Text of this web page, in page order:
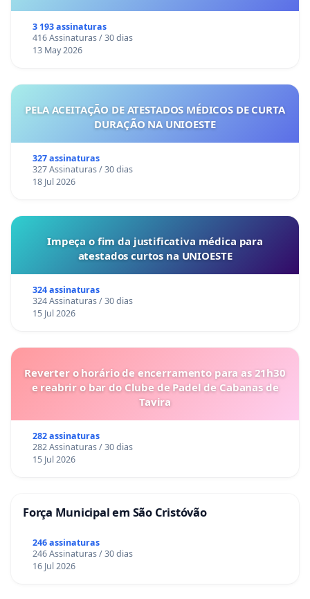
3 193 assinaturas
416 Assinaturas / 30 dias
13 May 2026
PELA ACEITAÇÃO DE ATESTADOS MÉDICOS DE CURTA
DURAÇÃO NA UNIOESTE
327 assinaturas
327 Assinaturas / 30 dias
18 Jul 2026
Impeça o fim da justificativa médica para
atestados curtos na UNIOESTE
324 assinaturas
324 Assinaturas / 30 dias
15 Jul 2026
Reverter o horário de encerramento para as 21h30
e reabrir o bar do Clube de Padel de Cabanas de
Tavira
282 assinaturas
282 Assinaturas / 30 dias
15 Jul 2026
Força Municipal em São Cristóvão
246 assinaturas
246 Assinaturas / 30 dias
16 Jul 2026